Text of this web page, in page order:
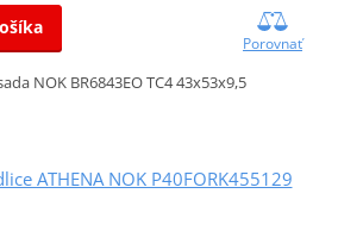
Porovnať
NOK BR6843EO TC4 43x53x9,5
ATHENA NOK P40FORK455129